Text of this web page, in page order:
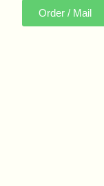
Order / Mail